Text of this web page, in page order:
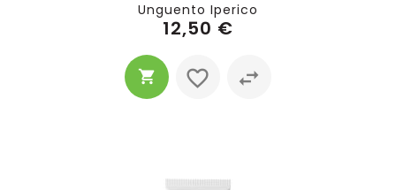
Unguento Iperico
12,50 €